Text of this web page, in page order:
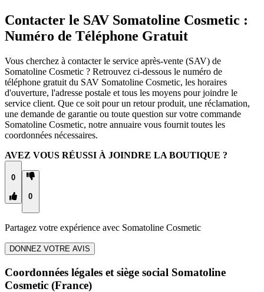
Contacter le SAV Somatoline Cosmetic :
Numéro de Téléphone Gratuit
Vous cherchez à contacter le service après-vente (SAV) de
Somatoline Cosmetic ? Retrouvez ci-dessous le numéro de
téléphone gratuit du SAV Somatoline Cosmetic, les horaires
d'ouverture, l'adresse postale et tous les moyens pour joindre le
service client. Que ce soit pour un retour produit, une réclamation,
une demande de garantie ou toute question sur votre commande
Somatoline Cosmetic, notre annuaire vous fournit toutes les
coordonnées nécessaires.
AVEZ VOUS RÉUSSI À JOINDRE LA BOUTIQUE ?
0
0
Partagez votre expérience avec Somatoline Cosmetic
DONNEZ VOTRE AVIS
Coordonnées légales et siège social Somatoline
Cosmetic (France)